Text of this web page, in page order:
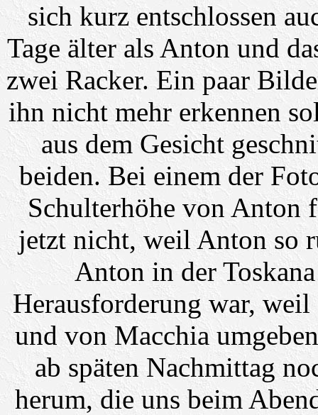
sich kurz entschlossen
Tage älter als Anton und
zwei Racker. Ein paar
ihn nicht mehr erkennen
aus dem Gesicht
beiden. Bei einem der
Schulterhöhe von Anton
jetzt nicht, weil Anton so
Anton in der
Herausforderung war,
und von Macchia
ab späten Nachmittag
herum, die uns beim